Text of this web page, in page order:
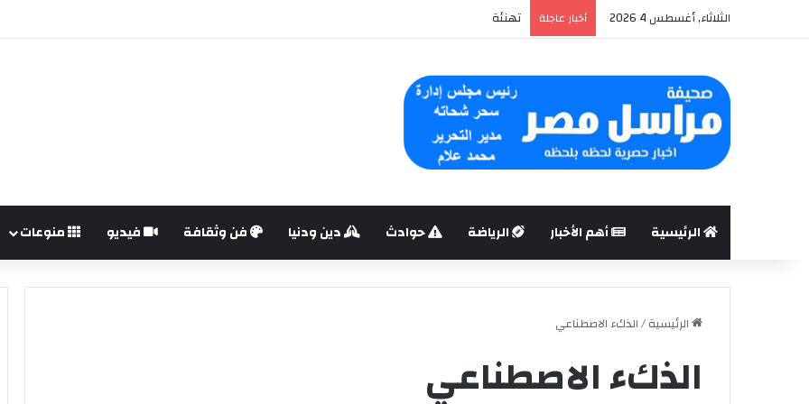
الثلاثاء, أغسطس 4 2026 أخبار عاجلة تهنئة
الرئيسية أهم الأخبار الرياضة حوادث دين ودنيا فن وثقافة فيديو منوعات
الرئيسية/الذكء الاصطناعي
الذكء الاصطناعي